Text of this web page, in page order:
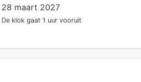
28 maart 2027
De klok gaat 1 uur vooruit